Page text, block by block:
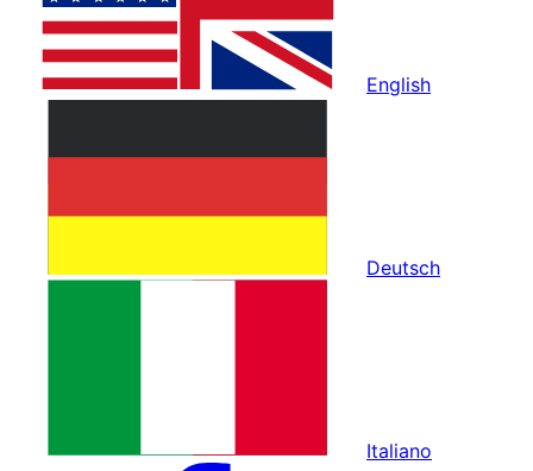
English
Deutsch
Italiano